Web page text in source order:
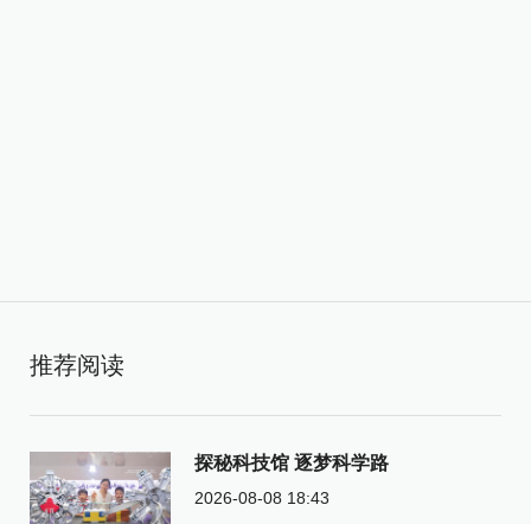
推荐阅读
探秘科技馆 逐梦科学路
2026-08-08 18:43